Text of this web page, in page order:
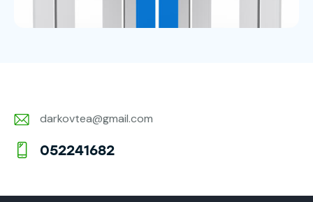
E-
m
darkovtea@gmail.com
on
052241682